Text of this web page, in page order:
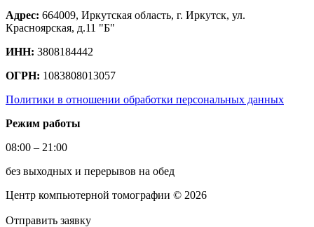
Адрес: 664009, Иркутская область, г. Иркутск, ул.
Красноярская, д.11 "Б"
ИНН: 3808184442
ОГРН: 1083808013057
Политики в отношении обработки персональных данных
Режим работы
08:00 – 21:00
без выходных и перерывов на обед
Центр компьютерной томографии © 2026
Отправить заявку